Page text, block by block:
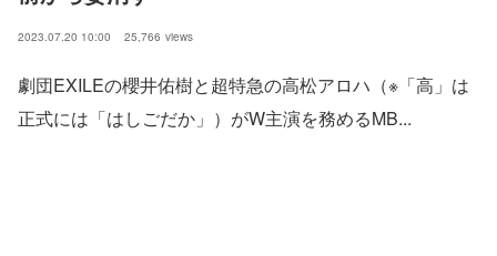
2023.07.20 10:00 25,766 views
劇団EXILEの櫻井佑樹と超特急の高松アロハ（※「高」は
正式には「はしごだか」）がW主演を務めるMB...